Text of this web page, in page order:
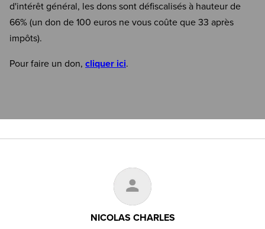
d'intérêt général, les dons sont défiscalisés à hauteur de
66% (un don de 100 euros ne vous coûte que 33 après
impôts).
Pour faire un don, cliquer ici.
NICOLAS CHARLES